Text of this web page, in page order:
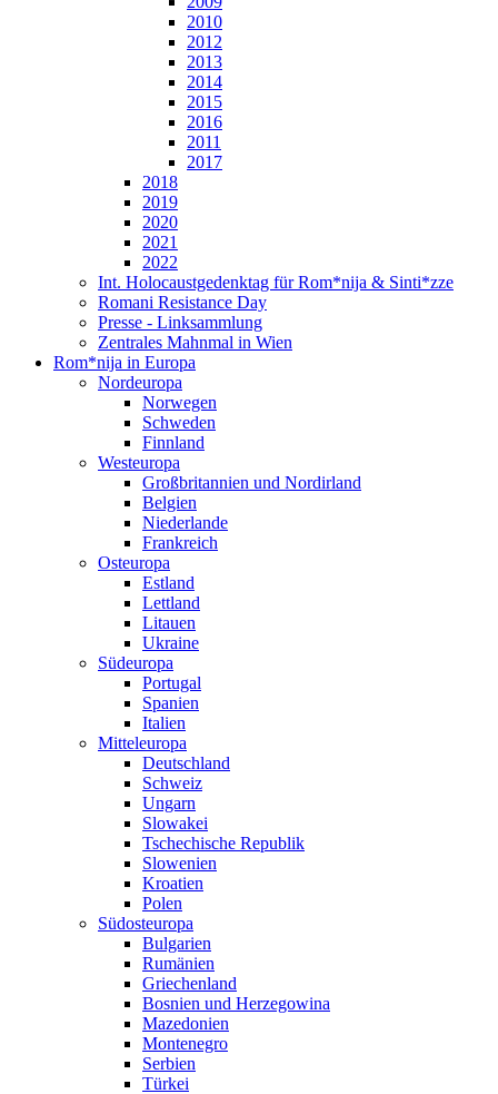
2010
2012
2013
2014
2015
2016
2011
2017
2018
2019
2020
2021
2022
Int. Holocaustgedenktag für Rom*nija & Sinti*zze
Romani Resistance Day
Presse - Linksammlung
Zentrales Mahnmal in Wien
Rom*nija in Europa
Nordeuropa
Norwegen
Schweden
Finnland
Westeuropa
Großbritannien und Nordirland
Belgien
Niederlande
Frankreich
Osteuropa
Estland
Lettland
Litauen
Ukraine
Südeuropa
Portugal
Spanien
Italien
Mitteleuropa
Deutschland
Schweiz
Ungarn
Slowakei
Tschechische Republik
Slowenien
Kroatien
Polen
Südosteuropa
Bulgarien
Rumänien
Griechenland
Bosnien und Herzegowina
Mazedonien
Montenegro
Serbien
Türkei